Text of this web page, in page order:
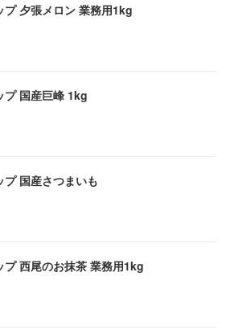
プ 夕張メロン 業務用1kg
プ 国産巨峰 1kg
プ 国産さつまいも
プ 西尾のお抹茶 業務用1kg